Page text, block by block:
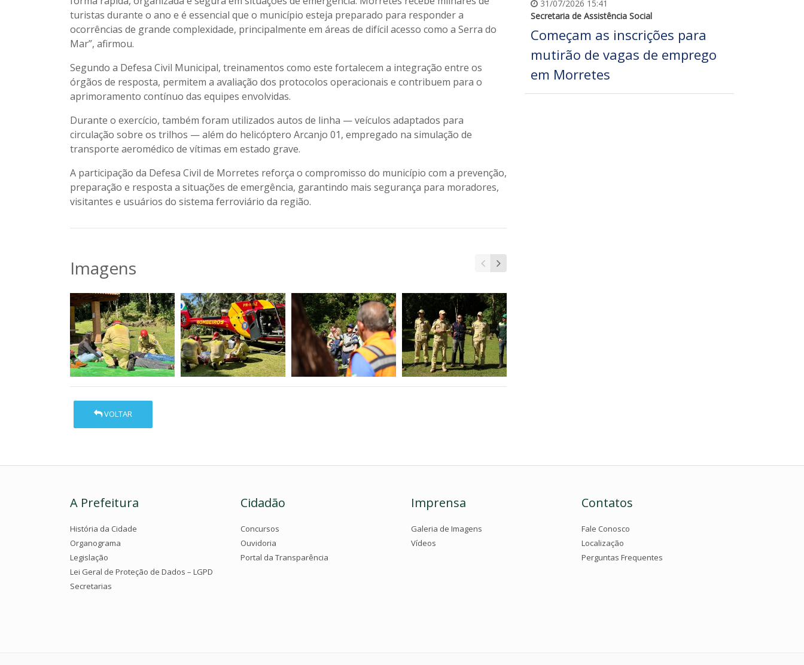
turistas durante o ano e é essencial que o município esteja preparado para responder a
ocorrências de grande complexidade, principalmente em áreas de difícil acesso como a Serra do
Mar”, afirmou.
Segundo a Defesa Civil Municipal, treinamentos como este fortalecem a integração entre os
órgãos de resposta, permitem a avaliação dos protocolos operacionais e contribuem para o
aprimoramento contínuo das equipes envolvidas.
Durante o exercício, também foram utilizados autos de linha — veículos adaptados para
circulação sobre os trilhos — além do helicóptero Arcanjo 01, empregado na simulação de
transporte aeromédico de vítimas em estado grave.
A participação da Defesa Civil de Morretes reforça o compromisso do município com a prevenção,
preparação e resposta a situações de emergência, garantindo mais segurança para moradores,
visitantes e usuários do sistema ferroviário da região.
Imagens
VOLTAR
31/07/2026 15:41
Secretaria de Assistência Social
Começam as inscrições para
mutirão de vagas de emprego
em Morretes
A Prefeitura
História da Cidade
Organograma
Legislação
Lei Geral de Proteção de Dados – LGPD
Secretarias
Cidadão
Concursos
Ouvidoria
Portal da Transparência
Imprensa
Galeria de Imagens
Vídeos
Contatos
Fale Conosco
Localização
Perguntas Frequentes